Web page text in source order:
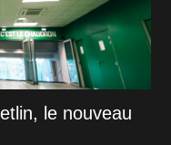
le nouveau